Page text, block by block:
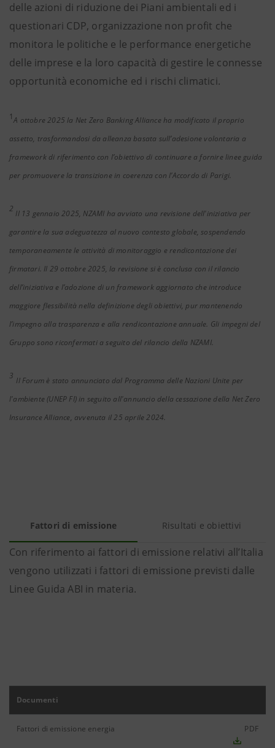
delle azioni di riduzione dei Piani ambientali ed i
questionari CDP, organizzazione non profit che
monitora le politiche e le performance energetiche
delle imprese e la loro capacità di gestire le connesse
opportunità economiche ed i rischi climatici.
1A ottobre 2025 la Net Zero Banking Alliance ha modificato il proprio
assetto, trasformandosi da alleanza basata sull’adesione volontaria a
framework di riferimento con l’obiettivo di continuare a fornire linee guida
per promuovere la transizione in coerenza con l’Accordo di Parigi.
2 Il 13 gennaio 2025, NZAMI ha avviato una revisione dell'iniziativa per
garantire la sua adeguatezza al nuovo contesto globale, sospendendo
temporaneamente le attività di monitoraggio e rendicontazione dei
firmatari. Il 29 ottobre 2025, la revisione si è conclusa con il rilancio
dell’iniziativa e l’adozione di un framework aggiornato che introduce
maggiore flessibilità nella definizione degli obiettivi, pur mantenendo
l’impegno alla trasparenza e alla rendicontazione annuale. Gli impegni del
Gruppo sono riconfermati a seguito del rilancio della NZAMI.
3 Il Forum è stato annunciato dal Programma delle Nazioni Unite per
l'ambiente (UNEP FI) in seguito all'annuncio della cessazione della Net Zero
Insurance Alliance, avvenuta il 25 aprile 2024.
Fattori di emissione Risultati e obiettivi
Con riferimento ai fattori di emissione relativi all’Italia
vengono utilizzati i fattori di emissione previsti dalle
Linee Guida ABI in materia.
Documenti
Fattori di emissione energia PDF